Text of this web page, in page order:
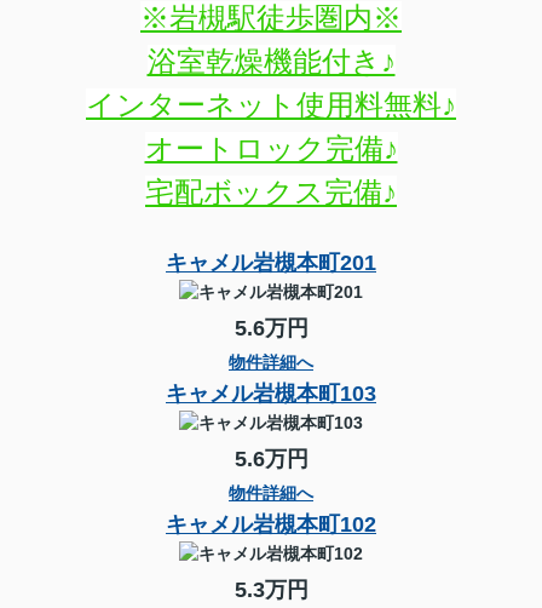
※岩槻駅徒歩圏内※
浴室乾燥機能付き♪
インターネット使用料無料♪
オートロック完備♪
宅配ボックス完備♪
キャメル岩槻本町201
5.6万円
物件詳細へ
キャメル岩槻本町103
5.6万円
物件詳細へ
キャメル岩槻本町102
5.3万円